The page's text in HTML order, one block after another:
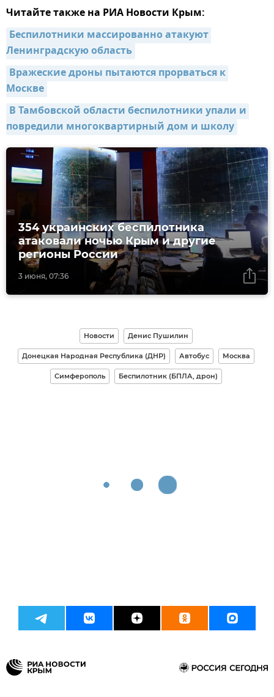
Читайте также на РИА Новости Крым:
Беспилотники массированно атакуют
Ленинградскую область
Вражеские дроны пытаются прорваться к
Москве
В Тамбовской области беспилотники упали и
повредили многоквартирный дом и школу
3 июня, 07:36
354 украинских беспилотника
атаковали ночью Крым и другие
регионы России
Новости Денис Пушилин
Донецкая Народная Республика (ДНР) Автобус Москва
Симферополь Беспилотник (БПЛА, дрон)